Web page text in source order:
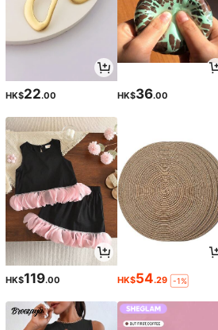
HK$22.00 HK$36.00
HK$119.00 HK$54.29 -1%